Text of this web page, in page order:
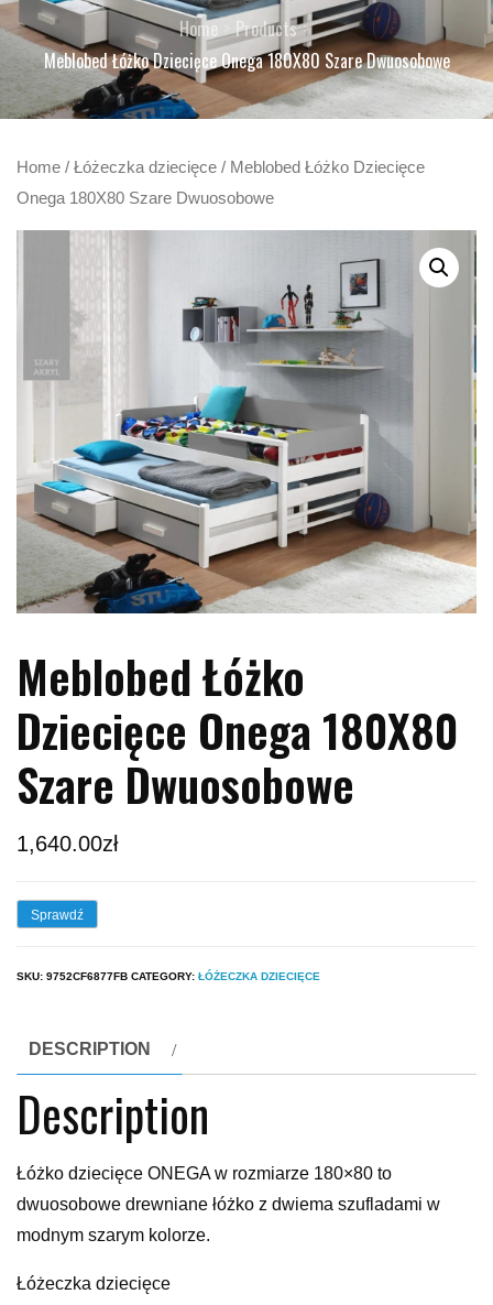
Home
Products
Meblobed Łóżko Dziecięce Onega 180X80 Szare Dwuosobowe
Home / Łóżeczka dziecięce / Meblobed Łóżko Dziecięce
Onega 180X80 Szare Dwuosobowe
Meblobed Łóżko
Dziecięce Onega 180X80
Szare Dwuosobowe
1,640.00zł
Sprawdź
SKU: 9752CF6877FB CATEGORY: ŁÓŻECZKA DZIECIĘCE
DESCRIPTION
Description
Łóżko dziecięce ONEGA w rozmiarze 180×80 to
dwuosobowe drewniane łóżko z dwiema szufladami w
modnym szarym kolorze.
Łóżeczka dziecięce